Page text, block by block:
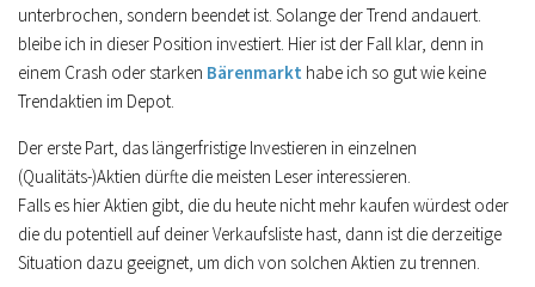
unterbrochen, sondern beendet ist. Solange der Trend andauert.
bleibe ich in dieser Position investiert. Hier ist der Fall klar, denn in
einem Crash oder starken Bärenmarkt habe ich so gut wie keine
Trendaktien im Depot.
Der erste Part, das längerfristige Investieren in einzelnen
(Qualitäts-)Aktien dürfte die meisten Leser interessieren.
Falls es hier Aktien gibt, die du heute nicht mehr kaufen würdest oder
die du potentiell auf deiner Verkaufsliste hast, dann ist die derzeitige
Situation dazu geeignet, um dich von solchen Aktien zu trennen.